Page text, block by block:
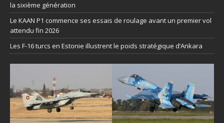
la sixième génération
Le KAAN P1 commence ses essais de roulage avant un premier vol
attendu fin 2026
Les F-16 turcs en Estonie illustrent le poids stratégique d’Ankara